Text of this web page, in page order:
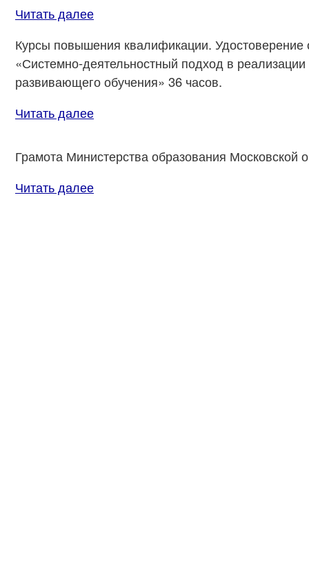
Читать далее
Курсы повышения квалификации. Удостоверение
«Системно-деятельностный подход в
развивающего обучения» 36 часов.
Читать далее
Грамота Министерства образования Московской
Читать далее